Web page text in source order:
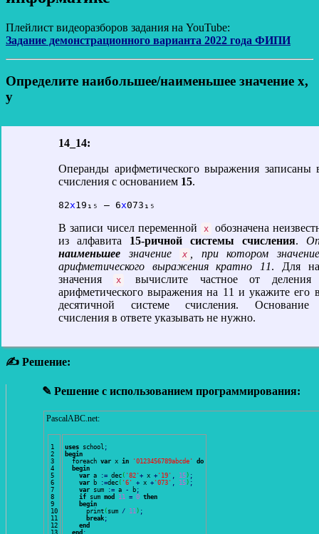
Плейлист видеоразборов задания на YouTube:
Задание демонстрационного варианта 2022 года ФИПИ
Определите наибольшее/наименьшее значение x,
y
14_14:
Операнды арифметического выражения записаны
счисления с основанием 15.
82x19₁₅ – 6x073₁₅
В записи чисел переменной x
обозначена
из алфавита 15-ричной системы счисления.
наименьшее значение x
, при котором
арифметического выражения кратно 11. Для
значения
x
вычислите частное от деления
арифметического выражения на 11 и укажите его
десятичной системе счисления. Основание
счисления в ответе указывать не нужно.
✍ Решение:
✎ Решение с использованием программирования:
PascalABC.net:
1
2
3
4
5
6
7
8
9
10
11
12
uses school ;
begin
  foreach
var x in '0123456789abcde'
do
begin
var a := dec ( '82' + x + '19' , 15) ;
var b :=dec ( '6' + x + '073' , 15) ;
var sum := a - b ;
if sum mod 11 = 0 then
begin
      print
( sum / 11) ;
break ;
end